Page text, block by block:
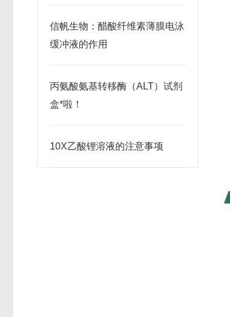
信帆生物：醋酸纤维素薄膜电泳
缓冲液的作用
丙氨酸氨基转移酶（ALT）试剂
盒*啦！
10X乙酸锂溶液的注意事项